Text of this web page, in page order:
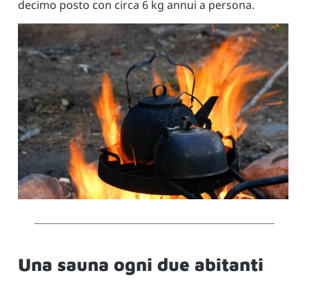
decimo posto con circa 6 kg annui a persona.
Una sauna ogni due abitanti